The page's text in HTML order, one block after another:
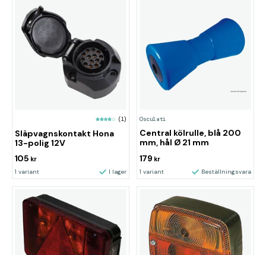
(1)
Släpvagnskontakt Hona
13-polig 12V
105 kr
1 variant I lager
Osculati
Central kölrulle, blå 200
mm, hål Ø 21 mm
179 kr
1 variant Beställningsvara